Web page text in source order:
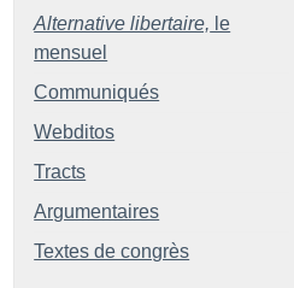
Alternative libertaire, le
mensuel
Communiqués
Webditos
Tracts
Argumentaires
Textes de congrès